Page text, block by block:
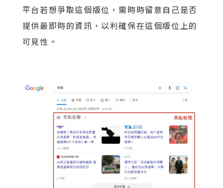
平台若想爭取這個版位，需時時留意自己是否
提供最即時的資訊，以利確保在這個版位上的
可見性。